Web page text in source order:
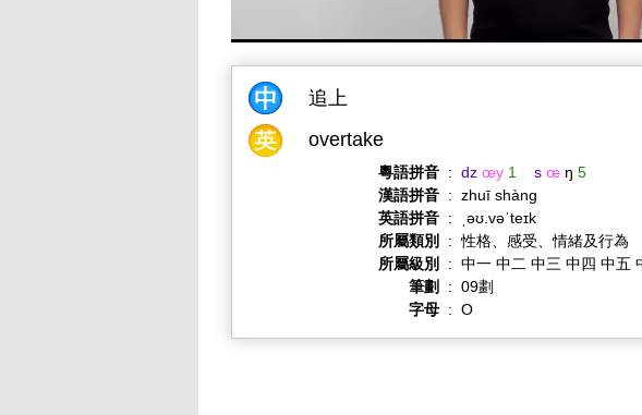
追上
overtake
粵語拼音 : dz œy 1 s œ ŋ 5
漢語拼音 : zhuī shàng
英語拼音 :
ˌəʊ.vəˈteɪk
所屬類別
: 性格、感受、情緒及行為
所屬級別
: 中一 中二 中三 中四 中五
筆劃
: 09劃
字母 : O